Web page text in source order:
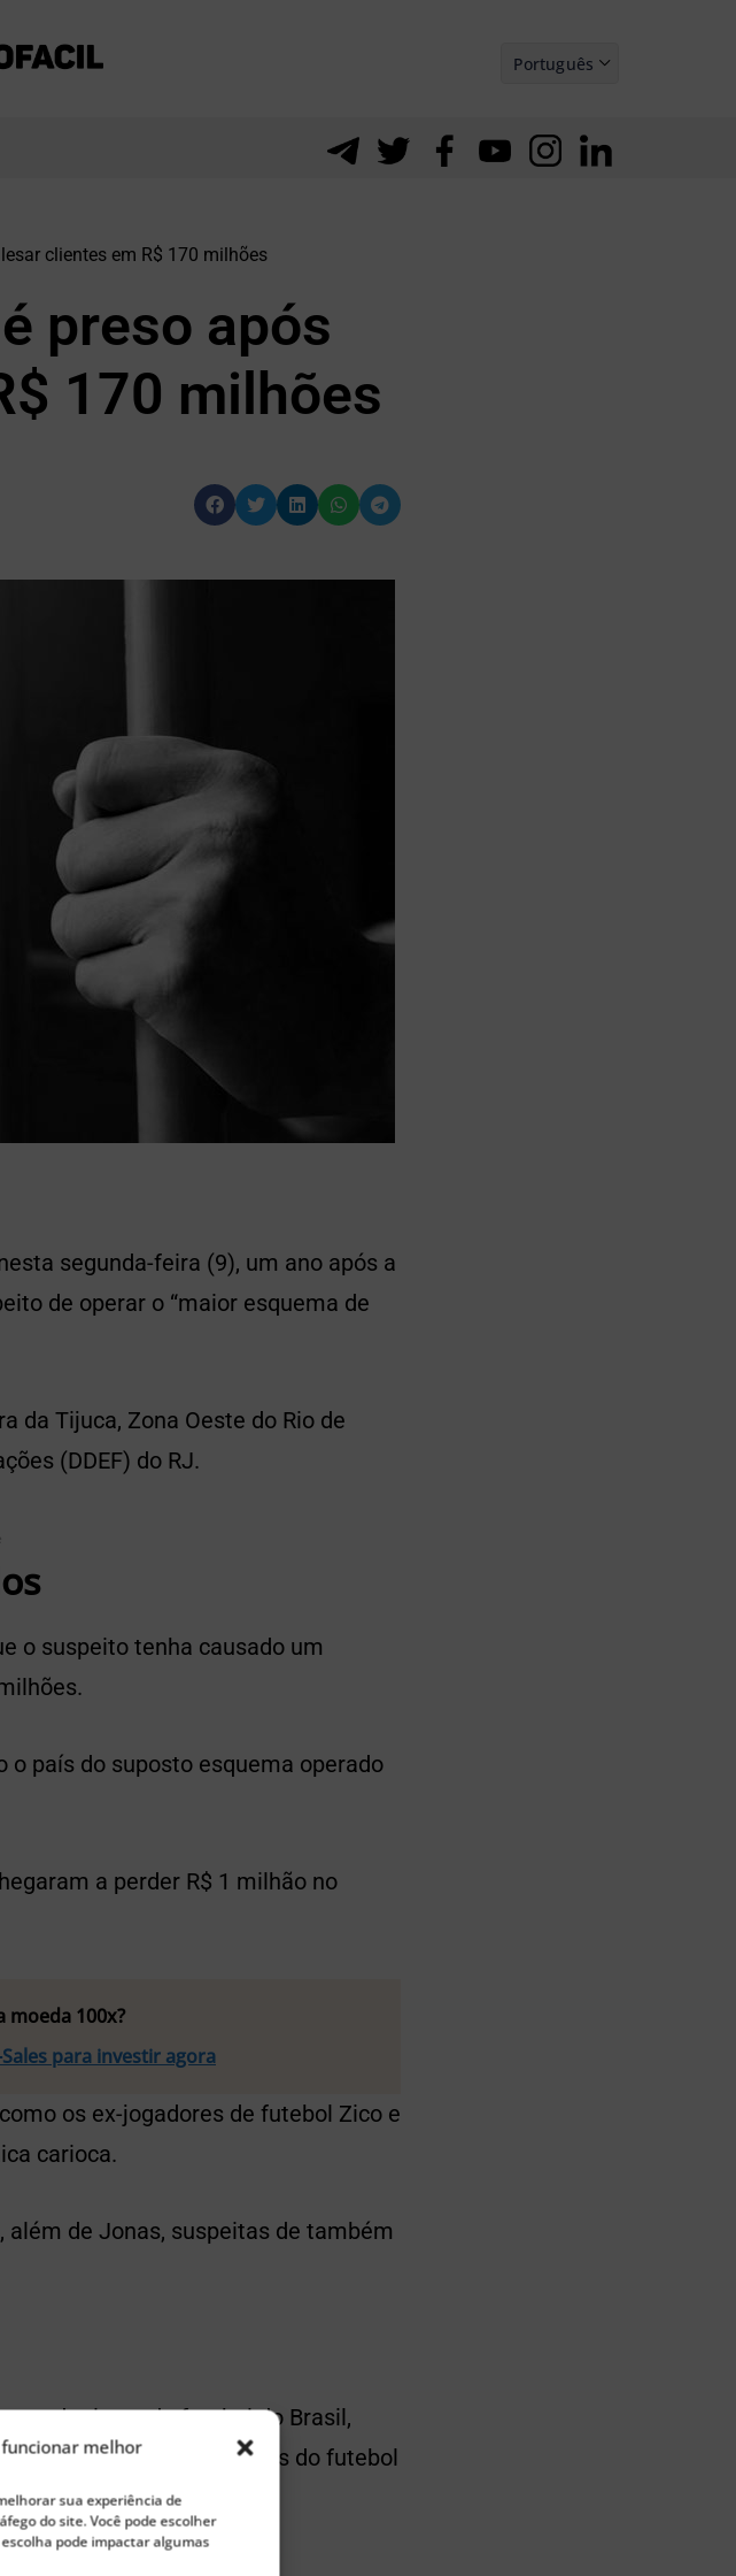
melhor
sua experiência de
do site. Você pode escolher
pode impactar algumas
Português
clientes em R$ 170 milhões
preso após
170 milhões
segunda-feira (9), um ano após a
de operar o “maior esquema de
da Tijuca, Zona Oeste do Rio de
(DDEF) do RJ.
o suspeito tenha causado um
país do suposto esquema operado
a perder R$ 1 milhão no
moeda 100x?
para investir agora
os ex-jogadores de futebol Zico e
carioca.
de Jonas, suspeitas de também
de times de futebol do Brasil,
o status de mecenas do futebol